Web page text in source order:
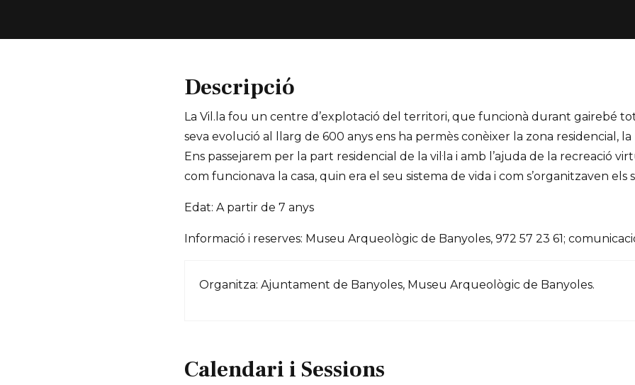
Descripció
La Vil.la fou un centre d’explotació del territori, que funcionà durant gairebé
seva evolució al llarg de 600 anys ens ha permès conèixer la zona residencial, la
Ens passejarem per la part residencial de la vil·la i amb l’ajuda de la recreació
com funcionava la casa, quin era el seu sistema de vida i com s’organitzaven els
Edat: A partir de 7 anys
Informació i reserves: Museu Arqueològic de Banyoles, 972 57 23 61;
Organitza: Ajuntament de Banyoles, Museu Arqueològic de Banyoles.
Calendari i Sessions